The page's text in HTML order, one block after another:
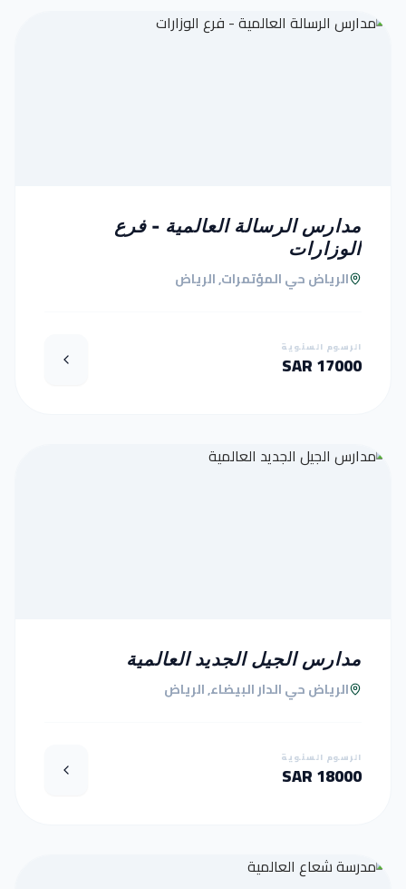
مدارس الرسالة العالمية - فرع
الوزارات
الرياض حي المؤتمرات, الرياض
الرسوم السنوية
17000 SAR
مدارس الجيل الجديد العالمية
الرياض حي الدار البيضاء, الرياض
الرسوم السنوية
18000 SAR